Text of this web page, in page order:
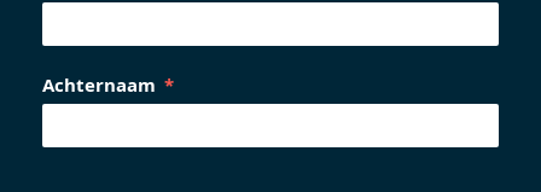
Achternaam